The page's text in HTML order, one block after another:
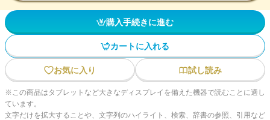
購入手続きに進む
カートに入れる
お気に入り 試し読み
※この商品はタブレットなど大きなディスプレイを備えた機器で読むことに適し
ています。
文字だけを拡大することや、文字列のハイライト、検索、辞書の参照、引用など